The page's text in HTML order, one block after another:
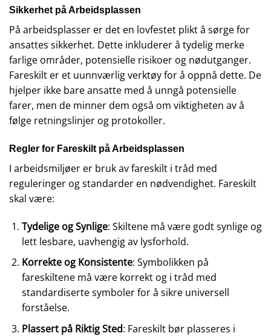
Sikkerhet på Arbeidsplassen
På arbeidsplasser er det en lovfestet plikt å sørge for
ansattes sikkerhet. Dette inkluderer å tydelig merke
farlige områder, potensielle risikoer og nødutganger.
Fareskilt er et uunnværlig verktøy for å oppnå dette. De
hjelper ikke bare ansatte med å unngå potensielle
farer, men de minner dem også om viktigheten av å
følge retningslinjer og protokoller.
Regler for Fareskilt på Arbeidsplassen
I arbeidsmiljøer er bruk av fareskilt i tråd med
reguleringer og standarder en nødvendighet. Fareskilt
skal være:
Tydelige og Synlige: Skiltene må være godt synlige og
lett lesbare, uavhengig av lysforhold.
Korrekte og Konsistente: Symbolikken på
fareskiltene må være korrekt og i tråd med
standardiserte symboler for å sikre universell
forståelse.
Plassert på Riktig Sted: Fareskilt bør plasseres i